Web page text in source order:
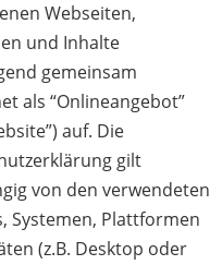
Webseiten,
und Inhalte
gemeinsam
als “Onlineangebot”
auf. Die
gilt
von den verwendeten
Systemen, Plattformen
(z.B. Desktop oder